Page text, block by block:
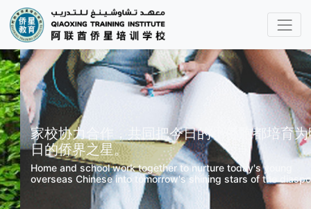
家校协力合作，共同把今日的小侨胞都培育为明
日的侨界之星。
Home and school work together to nurture today's young
overseas Chinese into tomorrow's shining stars of the diaspora.